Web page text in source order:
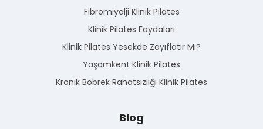
Fibromiyalji Klinik Pilates
Klinik Pilates Faydaları
Klinik Pilates Yesekde Zayıflatır Mı?
Yaşamkent Klinik Pilates
Kronik Böbrek Rahatsızlığı Klinik Pilates
Blog